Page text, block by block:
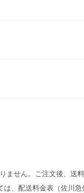
ません。ご注文後、
、配送料金表（佐川